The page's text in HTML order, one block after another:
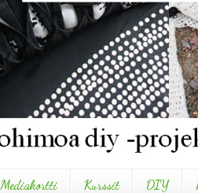
Mediakortti Kurssit DIY